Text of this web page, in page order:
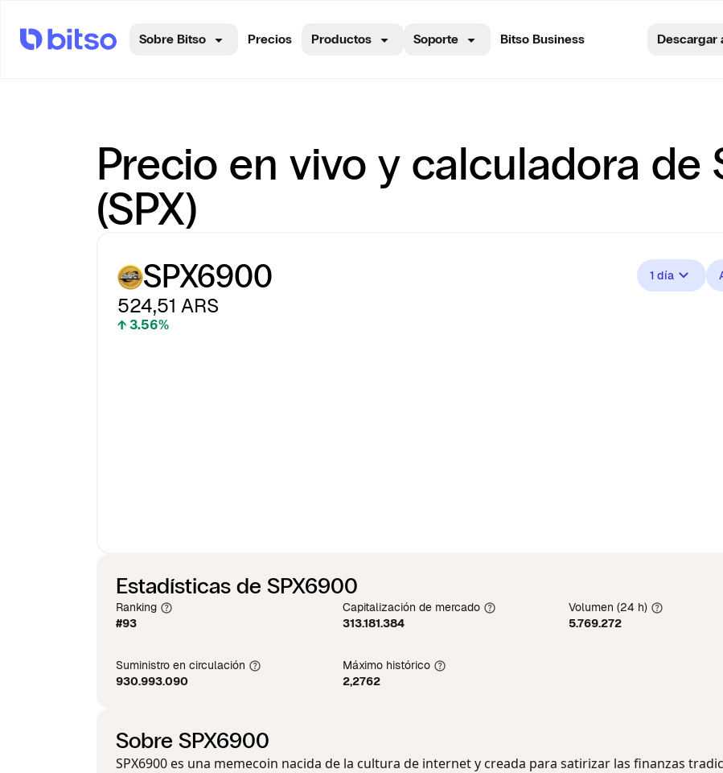
Sobre Bitso Precios Productos Soporte Bitso Business Descargar
Precio en vivo y calculadora de
(SPX)
SPX6900
524,51 ARS
↑ 3.56%
1 día
Estadísticas de SPX6900
Ranking
#93
Capitalización de mercado
313.181.384
Volumen (24 h)
5.769.272
Suministro en circulación
930.993.090
Máximo histórico
2,2762
Sobre SPX6900
SPX6900 es una memecoin nacida de la cultura de internet y creada para satirizar las finanzas